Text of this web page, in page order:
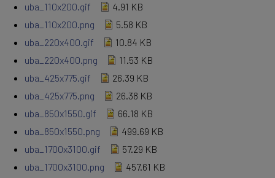
uba_110x200.gif
4.91 KB
uba_110x200.png
5.58 KB
uba_220x400.gif
10.84 KB
uba_220x400.png
11.53 KB
uba_425x775.gif
26.39 KB
uba_425x775.png
26.38 KB
uba_850x1550.gif
66.18 KB
uba_850x1550.png
499.69 KB
uba_1700x3100.gif
57.29 KB
uba_1700x3100.png
457.61 KB